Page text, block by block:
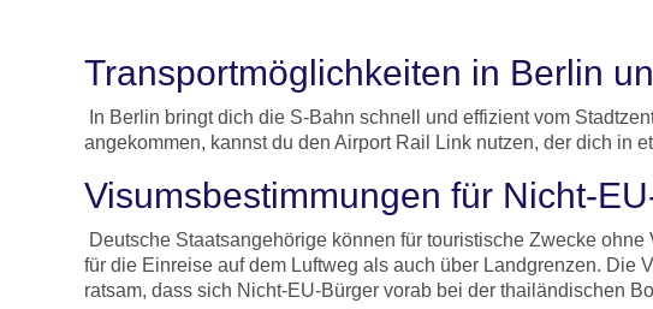
Transportmöglichkeiten in Berlin
In Berlin bringt dich die S-Bahn schnell und effizient vom
angekommen, kannst du den Airport Rail Link nutzen, der dich in
Visumsbestimmungen für Nicht-
Deutsche Staatsangehörige können für touristische Zwecke
für die Einreise auf dem Luftweg als auch über Landgrenzen.
ratsam, dass sich Nicht-EU-Bürger vorab bei der thailändischen